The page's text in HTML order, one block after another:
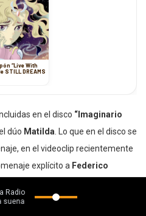
With
STILL DREAMS
en el disco “Imaginario
dúo Matilda . Lo que en el disco se
en el videoclip recientemente
explícito a Federico
años de su muerte aún sigue
Radio